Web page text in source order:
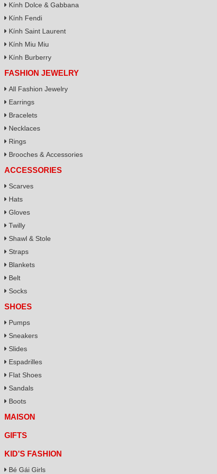
Kính Dolce & Gabbana
Kính Fendi
Kính Saint Laurent
Kính Miu Miu
Kính Burberry
FASHION JEWELRY
All Fashion Jewelry
Earrings
Bracelets
Necklaces
Rings
Brooches & Accessories
ACCESSORIES
Scarves
Hats
Gloves
Twilly
Shawl & Stole
Straps
Blankets
Belt
Socks
SHOES
Pumps
Sneakers
Slides
Espadrilles
Flat Shoes
Sandals
Boots
MAISON
GIFTS
KID'S FASHION
Bé Gái Girls